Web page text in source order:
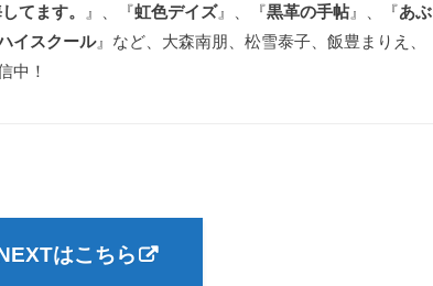
てます。 』、『虹色デイズ』、『黒革の手帖』、『あぶ
イスクール』など、大森南朋、松雪泰子、飯豊まりえ、
中！
はこちら